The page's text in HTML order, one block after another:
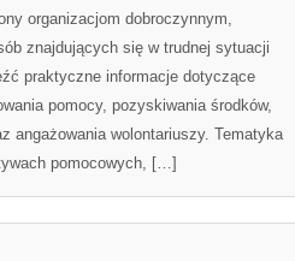
organizacjom dobroczynnym,
znajdujących się w trudnej sytuacji
praktyczne informacje dotyczące
pomocy, pozyskiwania środków,
angażowania wolontariuszy. Tematyka
pomocowych, […]